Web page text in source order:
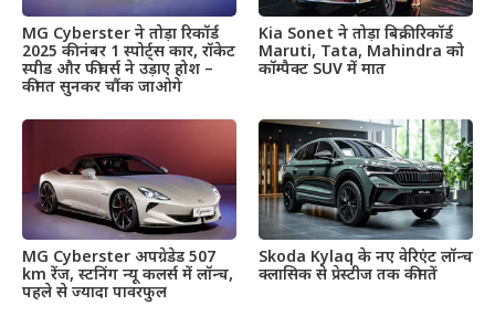
MG Cyberster ने तोड़ा रिकॉर्ड
2025 की नंबर 1 स्पोर्ट्स कार, रॉकेट
स्पीड और फीचर्स ने उड़ाए होश –
कीमत सुनकर चौंक जाओगे
Kia Sonet ने तोड़ा बिक्री रिकॉर्ड
Maruti, Tata, Mahindra को
कॉम्पैक्ट SUV में मात
MG Cyberster अपग्रेडेड 507
km रेंज, स्टनिंग न्यू कलर्स में लॉन्च,
पहले से ज्यादा पावरफुल
Skoda Kylaq के नए वेरिएंट लॉन्च
क्लासिक से प्रेस्टीज तक कीमतें